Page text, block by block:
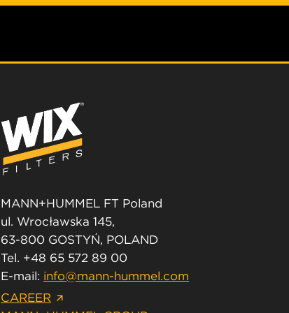
MANN+HUMMEL FT Poland
ul. Wrocławska 145,
63-800 GOSTYŃ, POLAND
Tel. +48 65 572 89 00
E-mail: info@mann-hummel.com
CAREER